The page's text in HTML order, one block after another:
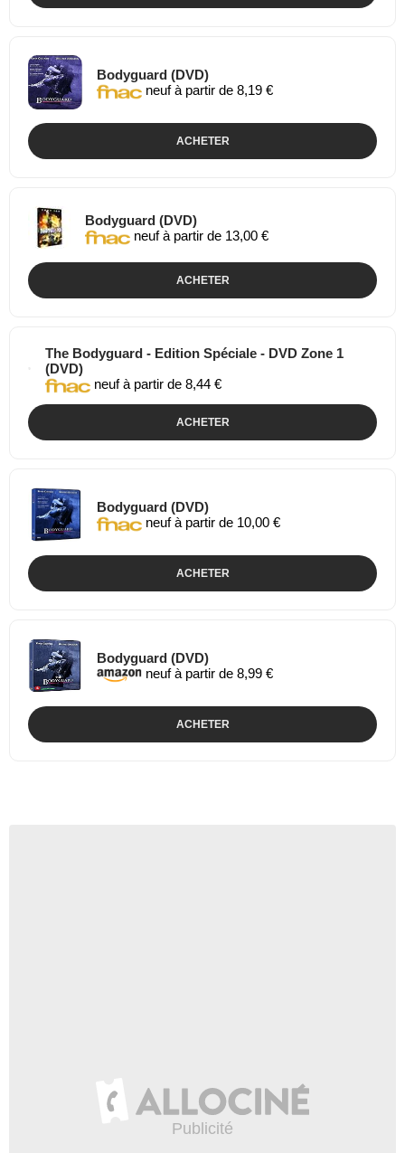
Bodyguard (DVD)
neuf à partir de 8,19 €
ACHETER
Bodyguard (DVD)
neuf à partir de 13,00 €
ACHETER
The Bodyguard - Edition Spéciale - DVD Zone 1
(DVD)
neuf à partir de 8,44 €
ACHETER
Bodyguard (DVD)
neuf à partir de 10,00 €
ACHETER
Bodyguard (DVD)
neuf à partir de 8,99 €
ACHETER